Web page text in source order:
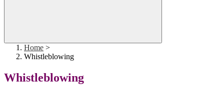
Home >
Whistleblowing
Whistleblowing